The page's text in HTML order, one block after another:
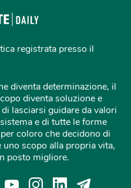
registrata presso il
diventa determinazione, il
diventa soluzione e
lasciarsi guidare da valori
e di tutte le forme
coloro che decidono di
scopo alla propria vita,
posto migliore.